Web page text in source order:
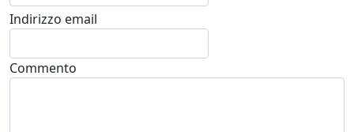
Indirizzo email
Commento